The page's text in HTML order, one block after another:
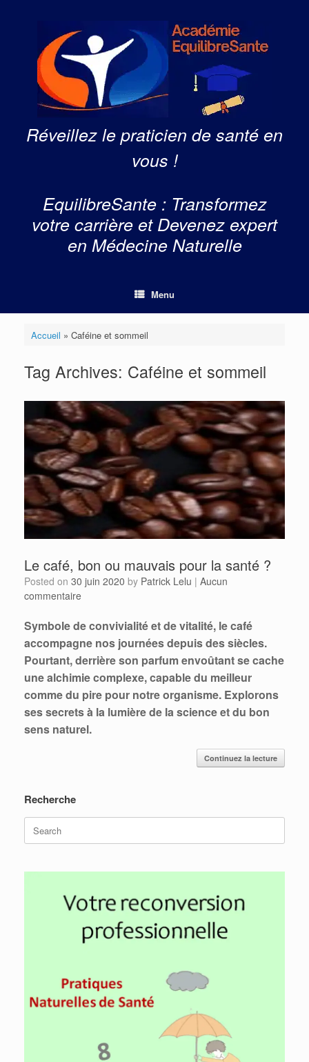
Réveillez le praticien de santé en
vous !
EquilibreSante : Transformez
votre carrière et Devenez expert
en Médecine Naturelle
Menu
Accueil » Caféine et sommeil
Tag Archives: Caféine et sommeil
Le café, bon ou mauvais pour la santé ?
Posted on 30 juin 2020 by Patrick Lelu | Aucun
commentaire
Symbole de convivialité et de vitalité, le café
accompagne nos journées depuis des siècles.
Pourtant, derrière son parfum envoûtant se cache
une alchimie complexe, capable du meilleur
comme du pire pour notre organisme. Explorons
ses secrets à la lumière de la science et du bon
sens naturel.
Continuez la lecture
Recherche
Search
for: